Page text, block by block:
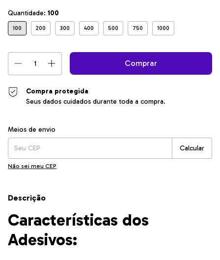
Quantidade: 100
100 200 300 400 500 750 1000
Compra protegida
Seus dados cuidados durante toda a compra.
Entregas para o CEP:
Meios de envio
Calcular
Não sei meu CEP
Descrição
Características dos
Adesivos: